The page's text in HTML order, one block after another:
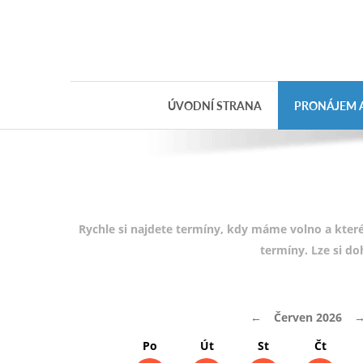
ÚVODNÍ STRANA PRONÁJEM
Rychle si najdete termíny, kdy máme volno a
termíny. Lze si
← Červen 2026
→
Po
Út St Čt
poukazu